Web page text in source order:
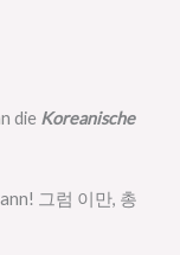
die Koreanische
그럼 이만, 총